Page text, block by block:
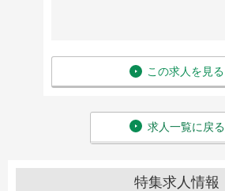
この求人を見る
求人一覧に戻る
特集求人情報